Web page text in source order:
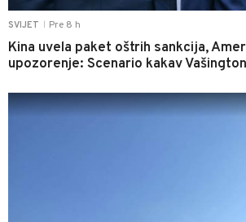
SVIJET Pre 8 h
Kina uvela paket oštrih sankcija,
upozorenje: Scenario kakav